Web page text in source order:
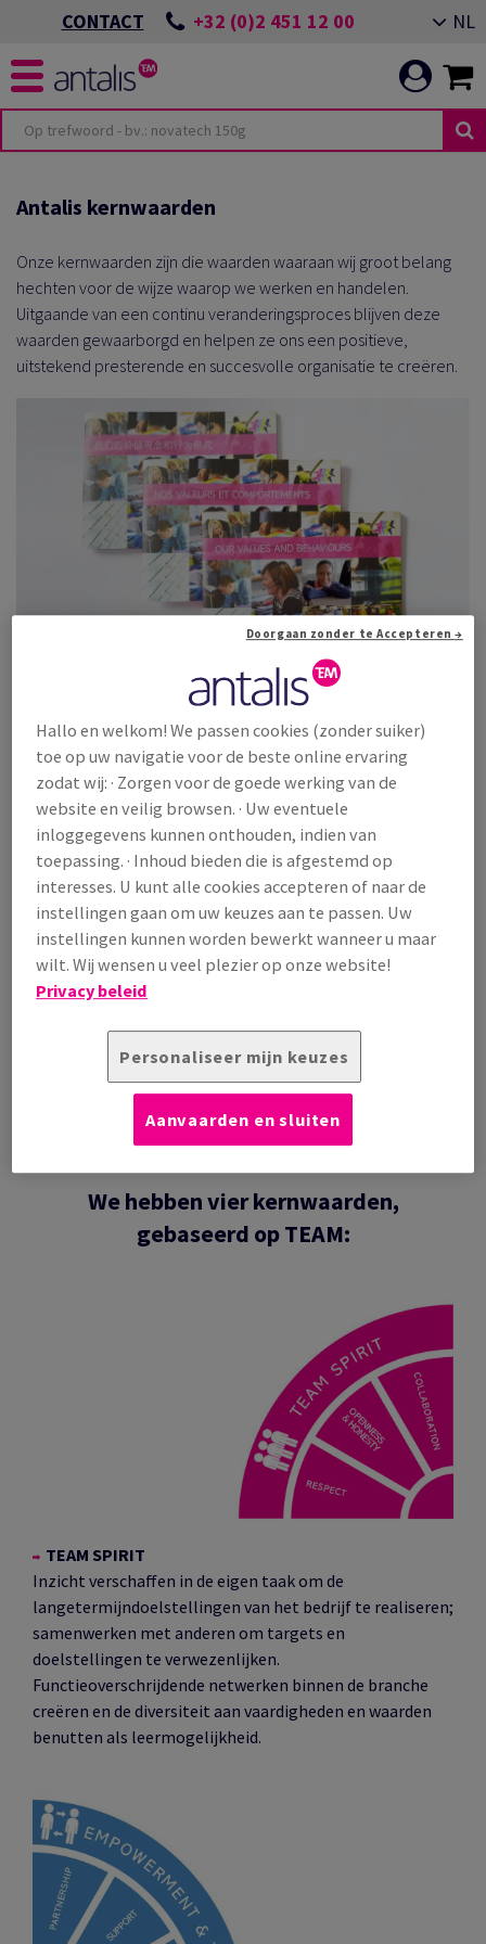
CONTACT +32 (0)2 451 12 00 NL
DUURZAME
Antalis kernwaarden
Onze kernwaarden zijn die waarden waaraan wij groot belang
hechten voor de wijze waarop we werken en handelen.
Uitgaande van een continu veranderingsproces blijven deze
waarden gewaarborgd en helpen ze ons een positieve,
uitstekend presterende en succesvolle organisatie te creëren.
WERKEN BIJ ANTALIS
Antalis: een goede keuze
Cultuur
Waarden & gedragingen
Talent & ontwikkeling
Jouw toekomst
Privacybeleid sollicitanten
Vacatures
We hebben vier kernwaarden,
gebaseerd op TEAM:
TEAM SPIRIT
Inzicht verschaffen in de eigen taak om de
langetermijndoelstellingen van het bedrijf te realiseren;
samenwerken met anderen om targets en
doelstellingen te verwezenlijken.
Functieoverschrijdende netwerken binnen de branche
creëren en de diversiteit aan vaardigheden en waarden
benutten als leermogelijkheid.
Hallo en welkom! We passen cookies (zonder suiker)
toe op uw navigatie voor de beste online ervaring
zodat wij: · Zorgen voor de goede werking van de
website en veilig browsen. · Uw eventuele
inloggegevens kunnen onthouden, indien van
toepassing. · Inhoud bieden die is afgestemd op
interesses. U kunt alle cookies accepteren of naar de
instellingen gaan om uw keuzes aan te passen. Uw
instellingen kunnen worden bewerkt wanneer u maar
wilt. Wij wensen u veel plezier op onze website!
Privacy beleid
Personaliseer mijn keuzes
Doorgaan zonder te Accepteren →
Aanvaarden en sluiten